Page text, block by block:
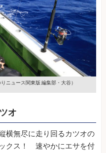
りニュース関東版 編集部・大谷）
オ
横無尽に走り回るカツオの
クス！ 速やかにエサを付